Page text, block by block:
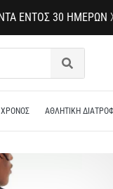
ΕΝΤΌΣ 30 ΗΜΕΡΏΝ
Αναζήτηση
ΧΡΟΝΟΣ ΑΘΛΗΤΙΚΗ